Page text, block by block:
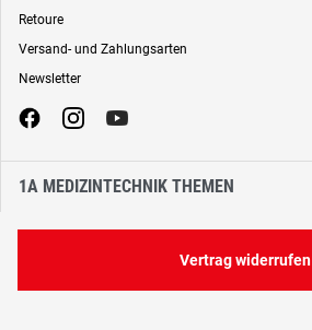
Retoure
Versand- und Zahlungsarten
Newsletter
1A MEDIZINTECHNIK THEMEN
Vertrag widerrufen